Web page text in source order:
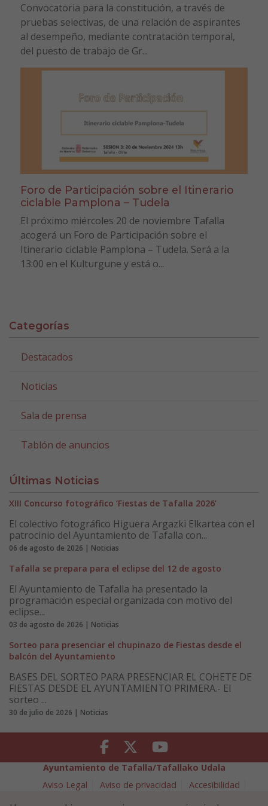
Convocatoria para la constitución, a través de
pruebas selectivas, de una relación de aspirantes
al desempeño, mediante contratación temporal,
del puesto de trabajo de Gr...
Foro de Participación sobre el Itinerario
ciclable Pamplona – Tudela
El próximo miércoles 20 de noviembre Tafalla
acogerá un Foro de Participación sobre el
Itinerario ciclable Pamplona – Tudela. Será a la
13:00 en el Kulturgune y está o...
Categorías
Destacados
Noticias
Sala de prensa
Tablón de anuncios
Últimas Noticias
XIII Concurso fotográfico ‘Fiestas de Tafalla 2026’
El colectivo fotográfico Higuera Argazki Elkartea con el
patrocinio del Ayuntamiento de Tafalla con...
06 de agosto de 2026 | Noticias
Tafalla se prepara para el eclipse del 12 de agosto
El Ayuntamiento de Tafalla ha presentado la
programación especial organizada con motivo del
eclipse...
03 de agosto de 2026 | Noticias
Sorteo para presenciar el chupinazo de Fiestas desde el
balcón del Ayuntamiento
BASES DEL SORTEO PARA PRESENCIAR EL COHETE DE
FIESTAS DESDE EL AYUNTAMIENTO PRIMERA.- El
sorteo ...
30 de julio de 2026 | Noticias
Facebook Twitter Youtube
Ayuntamiento de Tafalla/Tafallako Udala
Aviso Legal
Aviso de privacidad
Accesibilidad